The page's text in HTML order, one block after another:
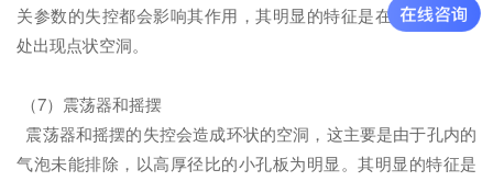
关参数的失控都会影响其作用，其明显的特征是在孔内的树脂
处出现点状空洞。
（7）震荡器和摇摆
震荡器和摇摆的失控会造成环状的空洞，这主要是由于孔内的
气泡未能排除，以高厚径比的小孔板为明显。其明显的特征是